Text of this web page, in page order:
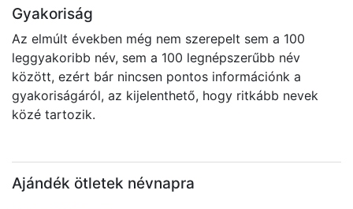
Gyakoriság
Az elmúlt években még nem szerepelt sem a 100
leggyakoribb név, sem a 100 legnépszerűbb név
között, ezért bár nincsen pontos információnk a
gyakoriságáról, az kijelenthető, hogy ritkább nevek
közé tartozik.
Ajándék ötletek névnapra